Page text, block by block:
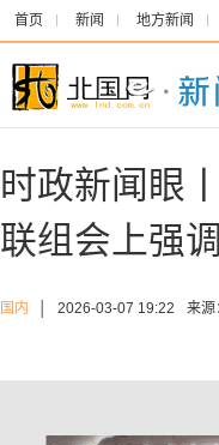
首页 新闻 地方新闻
时政新闻眼
联组会上强
国内 2026-03-07 19:22 来源